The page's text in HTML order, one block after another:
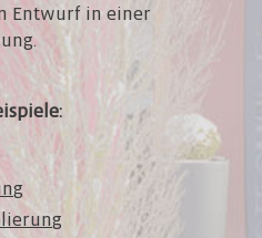
Entwurf in einer